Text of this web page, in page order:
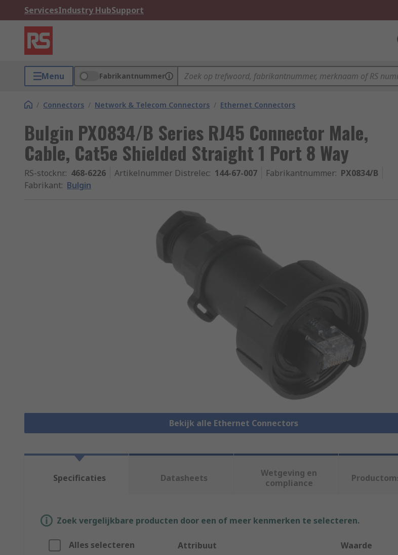
ServicesIndustry HubSupport
Menu Fabrikantnummer
/ Connectors / Network & Telecom Connectors / Ethernet Connectors
Bulgin PX0834/B Series RJ45 Connector Male,
Cable, Cat5e Shielded Straight 1 Port 8 Way
RS-stocknr.: 468-6226 Artikelnummer Distrelec: 144-67-007 Fabrikantnummer: PX0834/B
Fabrikant: Bulgin
Bekijk alle Ethernet Connectors
Specificaties Datasheets
Wetgeving en
compliance
Zoek vergelijkbare producten door een of meer kenmerken te selecteren.
Alles selecteren Attribuut Waarde